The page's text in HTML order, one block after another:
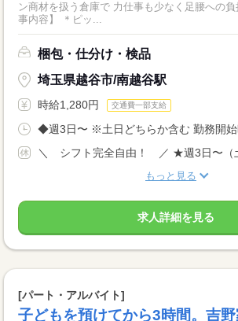
ン商材を扱う倉庫で 力仕事も少なく足腰への負担
事内容】 ＊ピッ...
梱包・仕分け・検品
埼玉県越谷市/南越谷駅
時給1,280円 交通費一部支給
◆週3日〜 ※土日どちらか含む 勤務開始
＼ シフト完全自由！ ／ ★週3日〜（
もっと見る
求人詳細を見る
[パート・アルバイト]
子どもを預けてから3時間。吉